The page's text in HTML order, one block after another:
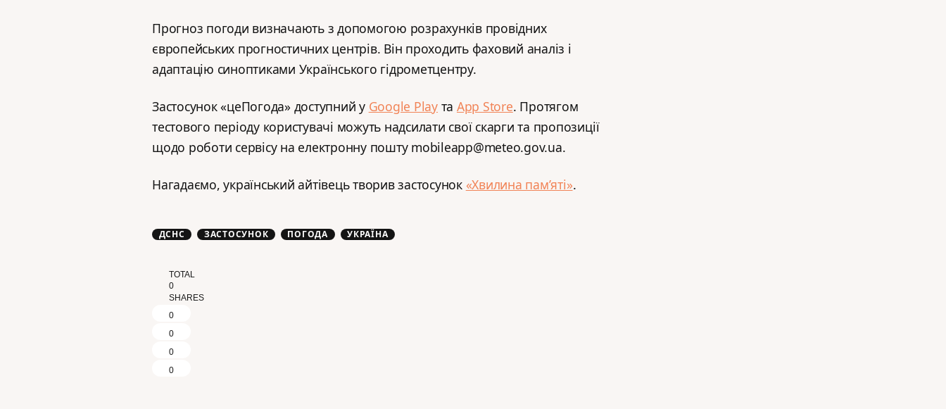
Прогноз погоди визначають з допомогою розрахунків провідних
європейських прогностичних центрів. Він проходить фаховий аналіз і
адаптацію синоптиками Українського гідрометцентру.
Застосунок «цеПогода» доступний у Google Playта App Store. Протягом
тестового періоду користувачі можуть надсилати свої скарги та пропозиції
щодо роботи сервісу на електронну пошту mobileapp@meteo.gov.ua.
Нагадаємо, український айтівець творив застосунок «Хвилина пам’яті».
ДСНС ЗАСТОСУНОК ПОГОДА УКРАЇНА
TOTAL
0
SHARES
0
0
0
0